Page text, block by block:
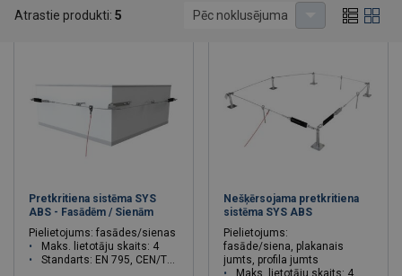
Atrastie produkti: 5 Pēc noklusējuma
Pretkritiena sistēma SYS
ABS - Fasādēm / Sienām
Pielietojums: fasādes/sienas
Maks. lietotāju skaits: 4
Standarts: EN 795, CEN/TS/16415
Nešķērsojama pretkritiena
sistēma SYS ABS
Pielietojums:
fasāde/siena, plakanais
jumts, profila jumts
Maks. lietotāju skaits: 4